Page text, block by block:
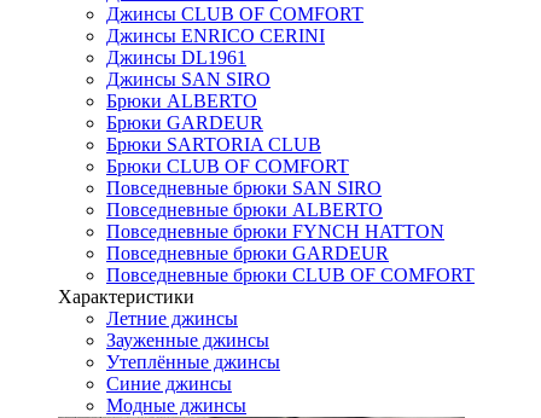
Джинсы CLUB OF COMFORT
Джинсы ENRICO CERINI
Джинсы DL1961
Джинсы SAN SIRO
Брюки ALBERTO
Брюки GARDEUR
Брюки SARTORIA CLUB
Брюки CLUB OF COMFORT
Повседневные брюки SAN SIRO
Повседневные брюки ALBERTO
Повседневные брюки FYNCH HATTON
Повседневные брюки GARDEUR
Повседневные брюки CLUB OF COMFORT
Характеристики
Летние джинсы
Зауженные джинсы
Утеплённые джинсы
Синие джинсы
Модные джинсы